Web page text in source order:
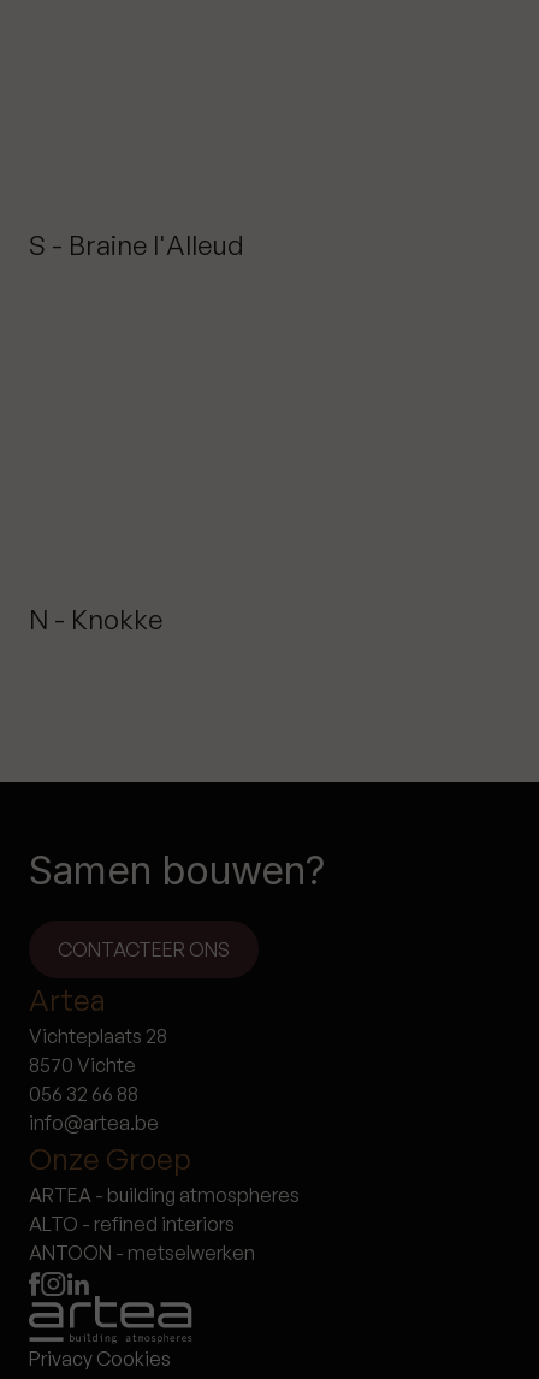
S - Braine l'Alleud
N - Knokke
Samen bouwen?
CONTACTEER ONS
Artea
Vichteplaats 28
8570 Vichte
056 32 66 88
info@artea.be
Onze Groep
ARTEA - building atmospheres
ALTO - refined interiors
ANTOON - metselwerken
Privacy Cookies